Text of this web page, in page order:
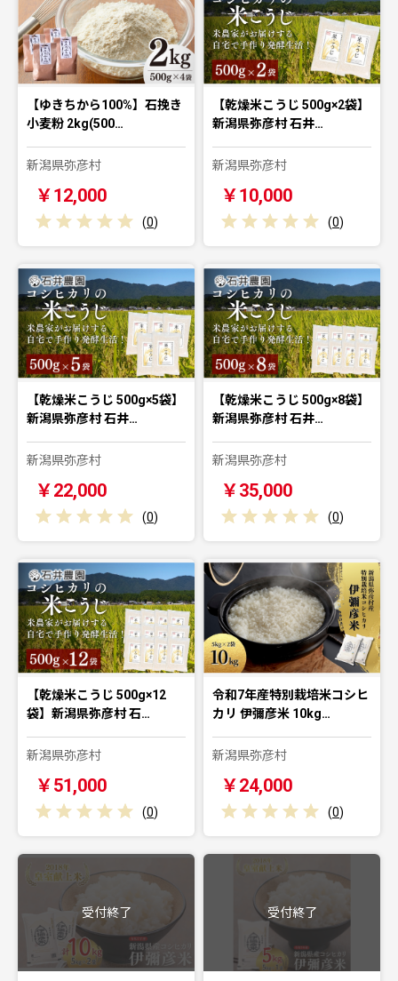
【ゆきちから100%】石挽き
小麦粉 2kg(500…
新潟県弥彦村
￥12,000
(0)
【乾燥米こうじ 500g×2袋】
新潟県弥彦村 石井…
新潟県弥彦村
￥10,000
(0)
【乾燥米こうじ 500g×5袋】
新潟県弥彦村 石井…
新潟県弥彦村
￥22,000
(0)
【乾燥米こうじ 500g×8袋】
新潟県弥彦村 石井…
新潟県弥彦村
￥35,000
(0)
【乾燥米こうじ 500g×12
袋】新潟県弥彦村 石…
新潟県弥彦村
￥51,000
(0)
令和7年産特別栽培米コシヒ
カリ 伊彌彦米 10kg…
新潟県弥彦村
￥24,000
(0)
受付終了 受付終了